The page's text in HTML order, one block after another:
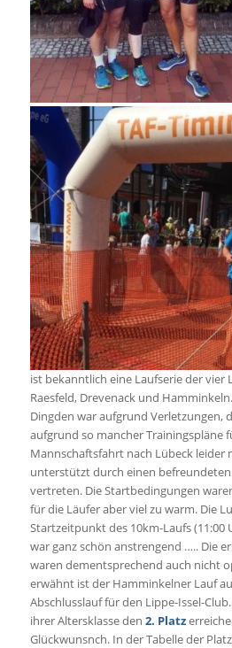
ist bekanntlich eine Laufserie der vier
Raesfeld, Drevenack und
Dingden war aufgrund Verletzungen,
aufgrund so mancher Trainingspläne
Mannschaftsfahrt nach Lübeck leider
unterstützt durch einen
vertreten. Die Startbedingungen
für die Läufer aber viel zu warm. Die
Startzeitpunkt des 10km-Laufs (11:00
war ganz schön anstrengend ….. Die
waren dementsprechend auch nicht
erwähnt ist der Hamminkelner Lauf
Abschlusslauf für den Lippe-Issel-
ihrer Altersklasse den 2. Platz
Glückwunsnch. In der Tabelle der